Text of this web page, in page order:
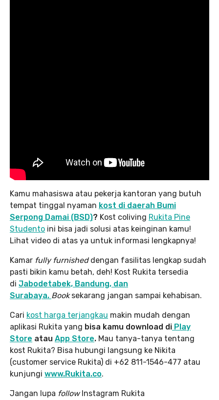
Kamu mahasiswa atau pekerja kantoran yang butuh
tempat tinggal nyaman kost di daerah Bumi
Serpong Damai (BSD)? Kost coliving Rukita Pine
Studento ini bisa jadi solusi atas keinginan kamu!
Lihat video di atas ya untuk informasi lengkapnya!
Kamar fully furnisheddengan fasilitas lengkap sudah
pasti bikin kamu betah, deh! Kost Rukita tersedia
di Jabodetabek, Bandung, dan
Surabaya. Booksekarang jangan sampai kehabisan.
Cari kost harga terjangkau makin mudah dengan
aplikasi Rukita yang bisa kamu download di Play
Store atau App Store. Mau tanya-tanya tentang
kost Rukita? Bisa hubungi langsung ke Nikita
(customer service Rukita) di +62 811-1546-477 atau
kunjungi www.Rukita.co.
Jangan lupa followInstagram Rukita